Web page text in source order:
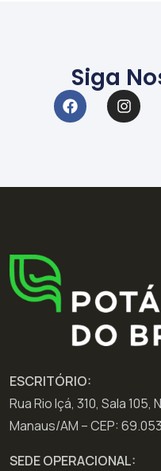
Siga
ESCRITÓRIO:
Rua Rio Içá, 310, Sala
Manaus/AM – CEP:
SEDE OPERACIONAL: